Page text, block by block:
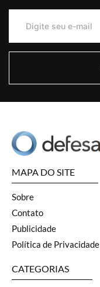
MAPA DO SITE
Sobre
Contato
Publicidade
Política de Privacidade
CATEGORIAS